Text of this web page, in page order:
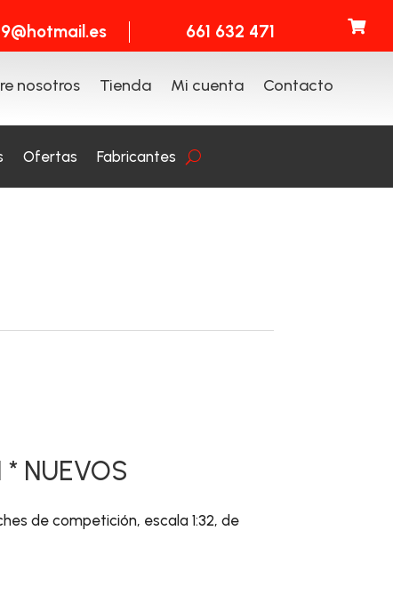
661 632 471 
nosotros Tienda Mi cuenta Contacto
Ofertas Fabricantes
NUEVOS
de competición, escala 1:32, de